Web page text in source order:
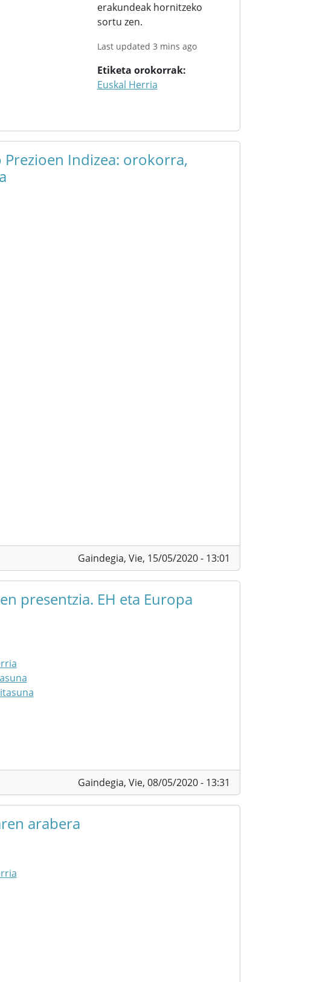
erakundeak hornitzeko
sortu zen.
Last updated 3 mins ago
Etiketa orokorrak
Euskal Herria
Indizea: orokorra,
Gaindegia, Vie, 15/05/2020 - 13:01
presentzia. EH eta Europa
Gaindegia, Vie, 08/05/2020 - 13:31
arabera